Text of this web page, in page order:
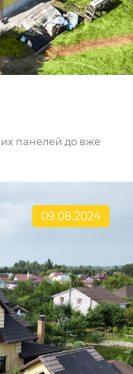
панелей до вже
09.08.2024